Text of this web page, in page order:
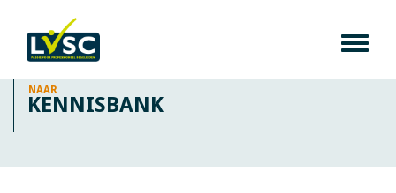
NAAR
KENNISBANK